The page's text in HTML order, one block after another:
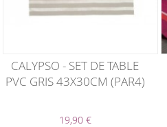
CALYPSO - SET DE TABLE
PVC GRIS 43X30CM (PAR4)
19,90 €